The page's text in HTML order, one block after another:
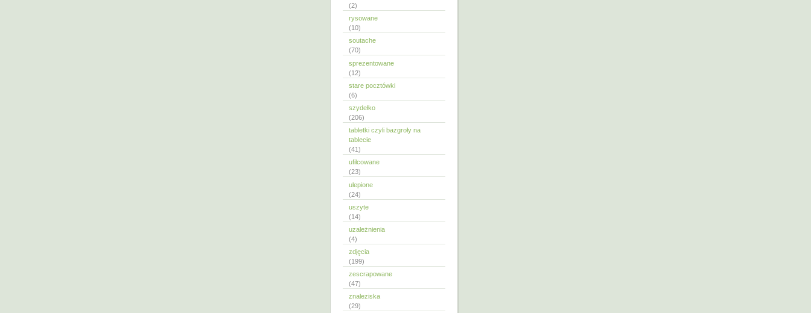
(2)
rysowane
(10)
soutache
(70)
sprezentowane
(12)
stare pocztówki
(6)
szydełko
(206)
tabletki czyli bazgroły na
tablecie
(41)
ufilcowane
(23)
ulepione
(24)
uszyte
(14)
uzależnienia
(4)
zdjęcia
(199)
zescrapowane
(47)
znaleziska
(29)